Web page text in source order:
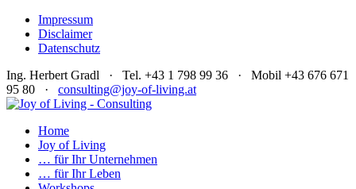
Impressum
Disclaimer
Datenschutz
Ing. Herbert Gradl · Tel. +43 1 798 99 36 · Mobil +43 676 671
95 80 · consulting@joy-of-living.at
Home
Joy of Living
… für Ihr Unternehmen
… für Ihr Leben